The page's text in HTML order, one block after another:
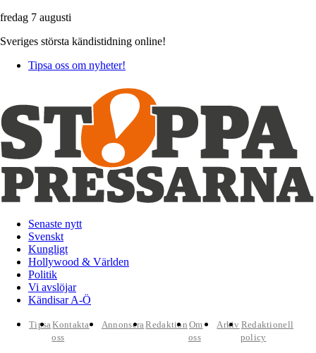
fredag 7 augusti
Sveriges största kändistidning online!
Tipsa oss om nyheter!
Senaste nytt
Svenskt
Kungligt
Hollywood & Världen
Politik
Vi avslöjar
Kändisar A-Ö
TipsaKontakta
oss
AnnonseraRedaktion Om
oss
Arkiv Redaktionell
policy